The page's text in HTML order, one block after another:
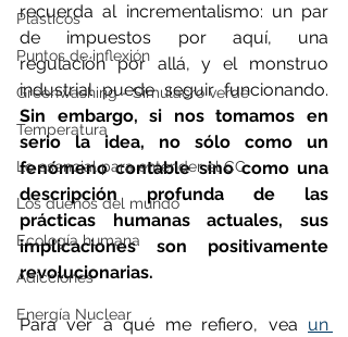
Plásticos
Puntos de inflexión
Greenwashing - Simulacro verde
Temperatura
Lo esencial para entender el CC
Los dueños del mundo
Ecología humana
Adicciones
Energía Nuclear
recuerda al incrementalismo: un par
de impuestos por aquí, una
regulación por allá, y el monstruo
Sin embargo, si nos tomamos en
serio la idea, no sólo como un
fenómeno contable sino como una
descripción profunda de las
prácticas humanas actuales, sus
implicaciones son positivamente
revolucionarias.
Para ver a qué me refiero, vea un